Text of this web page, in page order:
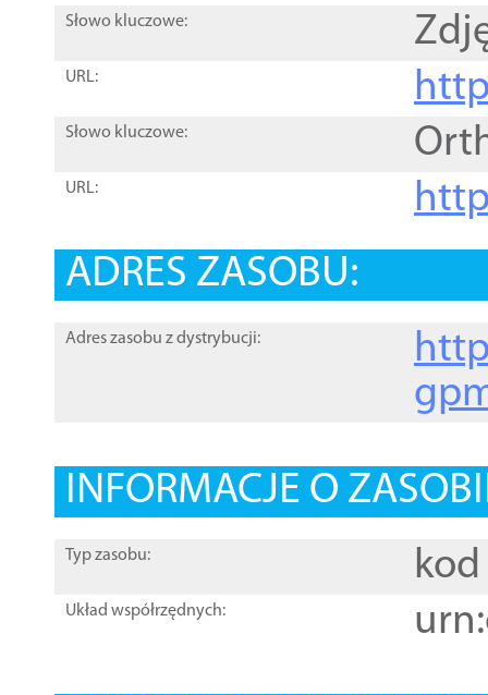
Słowo kluczowe:
URL:
Słowo kluczowe:
URL:
ADRES ZASOBU:
Adres zasobu z dystrybucji:
INFORMACJE O
Typ zasobu: kod
Układ współrzędnych: